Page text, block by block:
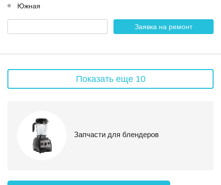
Южная
Заявка на ремонт
Показать еще 10
Запчасти для блендеров